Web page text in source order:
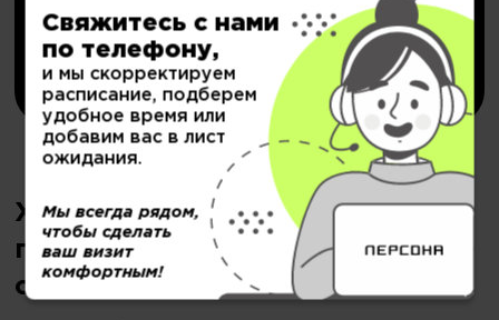
Подробнее..
Купить
Хотите сделать уход за кожей
головы, но еще не
определились?
Свяжитесь с нами
по телефону,
и мы скорректируем
расписание, подберем
удобное время или
добавим вас в лист
ожидания.
Мы всегда рядом,
чтобы сделать
ваш визит
комфортным!